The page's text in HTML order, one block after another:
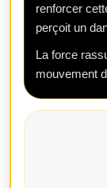
renforcer
perçoit un
La force
mouvement